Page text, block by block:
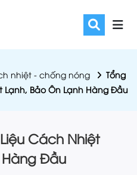
nhiệt - chống nóng
Tổng
Bảo Ôn Lạnh Hàng Đầu
Cách Nhiệt
Hàng Đầu